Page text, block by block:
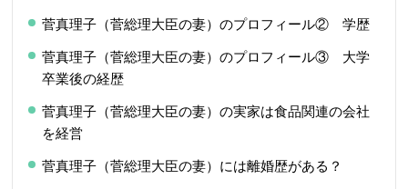
菅真理子（菅総理大臣の妻）のプロフィール② 学歴
菅真理子（菅総理大臣の妻）のプロフィール③ 大学
卒業後の経歴
菅真理子（菅総理大臣の妻）の実家は食品関連の会社
を経営
菅真理子（菅総理大臣の妻）には離婚歴がある？